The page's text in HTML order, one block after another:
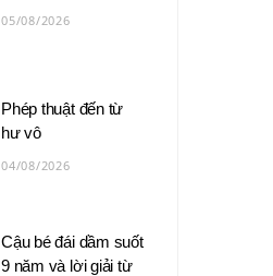
05/08/2026
Phép thuật đến từ
hư vô
04/08/2026
Cậu bé đái dầm suốt
9 năm và lời giải từ